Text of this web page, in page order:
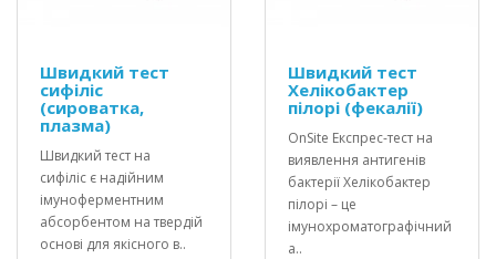
Швидкий тест
сифіліс
(сироватка,
плазма)
Швидкий тест на
сифіліс є надійним
імуноферментним
абсорбентом на твердій
основі для якісного в..
Швидкий тест
Хелікобактер
пілорі (фекалії)
OnSite Експрес-тест на
виявлення антигенів
бактерії Хелікобактер
пілорі – це
імунохроматографічний
а..